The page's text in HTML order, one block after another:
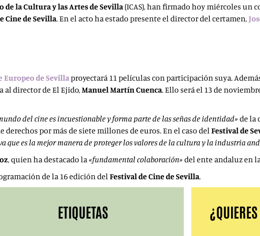
de la Cultura y las Artes de Sevilla (ICAS), han firmado hoy miércoles un
Cinede Sevilla. En el acto ha estado presente el director del certamen,
Europeo de Sevillaproyectará 11 películas con participación suya.
al director de El Ejido,ManuelMartín Cuenca. Ello será el 13 de
del cine es incuestionable y forma parte de las señas de identidad» de la
derechos por más de siete millones de euros. En el caso delFestival de
que es la mejor manera de proteger los valores de la cultura y la industria
, quien ha destacado la«fundamental colaboración» del ente andaluz en
de la 16 edición delFestival de Cine de Sevilla.
ETIQUETAS